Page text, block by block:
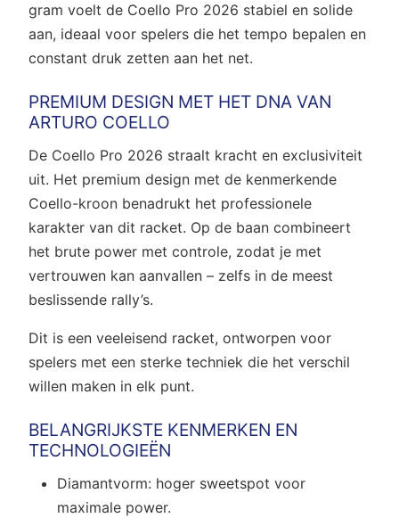
gram voelt de Coello Pro 2026 stabiel en solide
aan, ideaal voor spelers die het tempo bepalen en
constant druk zetten aan het net.
PREMIUM DESIGN MET HET DNA VAN
ARTURO COELLO
De Coello Pro 2026 straalt kracht en exclusiviteit
uit. Het premium design met de kenmerkende
Coello-kroon benadrukt het professionele
karakter van dit racket. Op de baan combineert
het brute power met controle, zodat je met
vertrouwen kan aanvallen – zelfs in de meest
beslissende rally’s.
Dit is een veeleisend racket, ontworpen voor
spelers met een sterke techniek die het verschil
willen maken in elk punt.
BELANGRIJKSTE KENMERKEN EN
TECHNOLOGIEËN
Diamantvorm: hoger sweetspot voor
maximale power.